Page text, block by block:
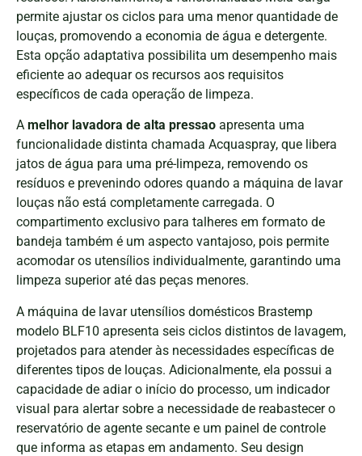
permite ajustar os ciclos para uma menor quantidade de
louças, promovendo a economia de água e detergente.
Esta opção adaptativa possibilita um desempenho mais
eficiente ao adequar os recursos aos requisitos
específicos de cada operação de limpeza.
A melhor lavadora de alta pressao apresenta uma
funcionalidade distinta chamada Acquaspray, que libera
jatos de água para uma pré-limpeza, removendo os
resíduos e prevenindo odores quando a máquina de lavar
louças não está completamente carregada. O
compartimento exclusivo para talheres em formato de
bandeja também é um aspecto vantajoso, pois permite
acomodar os utensílios individualmente, garantindo uma
limpeza superior até das peças menores.
A máquina de lavar utensílios domésticos Brastemp
modelo BLF10 apresenta seis ciclos distintos de lavagem,
projetados para atender às necessidades específicas de
diferentes tipos de louças. Adicionalmente, ela possui a
capacidade de adiar o início do processo, um indicador
visual para alertar sobre a necessidade de reabastecer o
reservatório de agente secante e um painel de controle
que informa as etapas em andamento. Seu design